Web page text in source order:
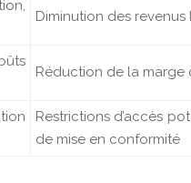
Diminution des
Réduction de la marge
Restrictions d’accès
de mise en conformité